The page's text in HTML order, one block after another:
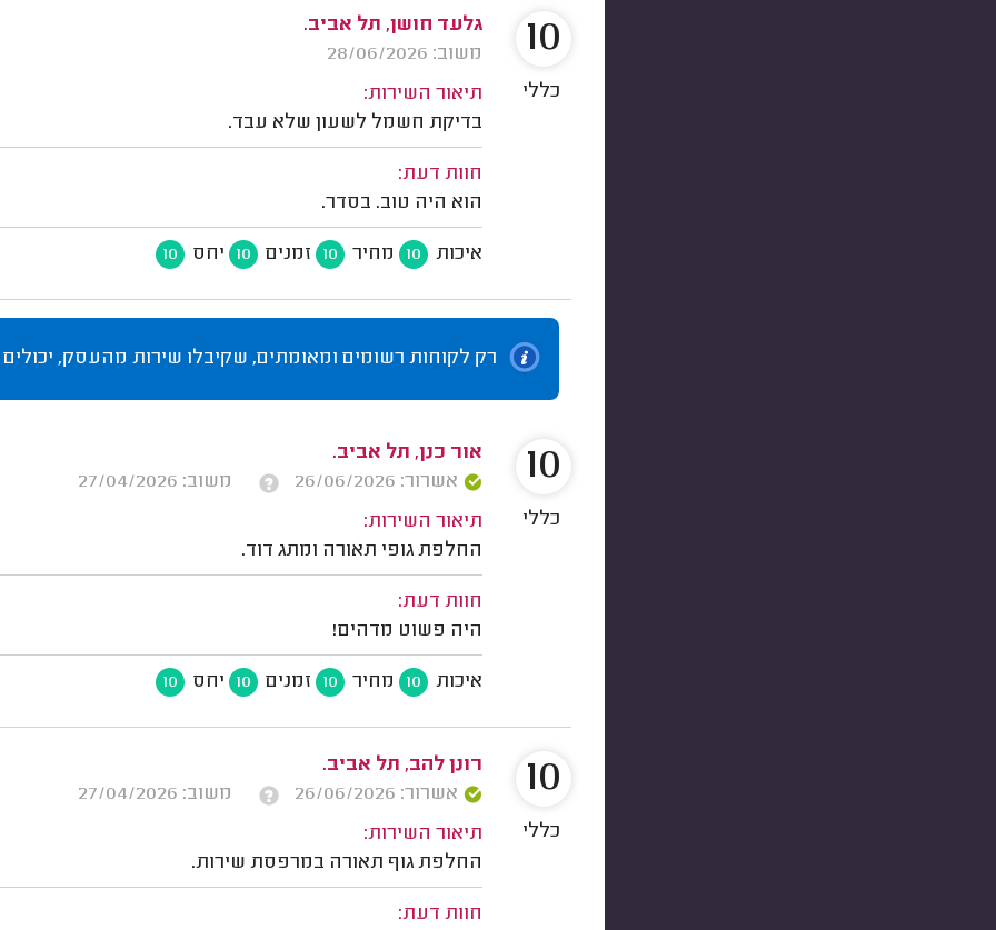
גלעד חושן, תל אביב.
משוב: 28/06/2026
תיאור השירות:
בדיקת חשמל לשעון שלא עבד.
חוות דעת:
הוא היה טוב. בסדר.
איכות 10 מחיר 10 זמנים 10 יחס 10
10
כללי
רק לקוחות רשומים ומאומתים, שקיבלו שירות מהעסק,
אור כנן, תל אביב.
אשרור: 26/06/2026
משוב: 27/04/2026
תיאור השירות:
החלפת גופי תאורה ומתג דוד.
חוות דעת:
היה פשוט מדהים!
איכות 10 מחיר 10 זמנים 10 יחס 10
10
כללי
רונן להב, תל אביב.
אשרור: 26/06/2026
משוב: 27/04/2026
תיאור השירות:
החלפת גוף תאורה במרפסת שירות.
חוות דעת:
10
כללי